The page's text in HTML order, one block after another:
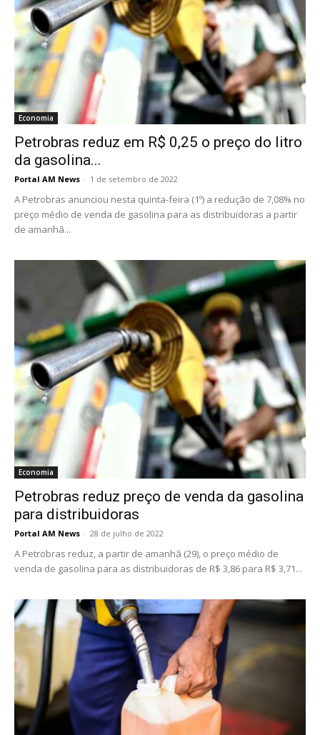
Economia
Petrobras reduz em R$ 0,25 o preço do litro
da gasolina...
Portal AM News - 1 de setembro de 2022
A Petrobras anunciou nesta quinta-feira (1º) a redução de 7,08% no
preço médio de venda de gasolina para as distribuidoras a partir
de amanhã...
Economia
Petrobras reduz preço de venda da gasolina
para distribuidoras
Portal AM News - 28 de julho de 2022
A Petrobras reduz, a partir de amanhã (29), o preço médio de
venda de gasolina para as distribuidoras de R$ 3,86 para R$ 3,71...